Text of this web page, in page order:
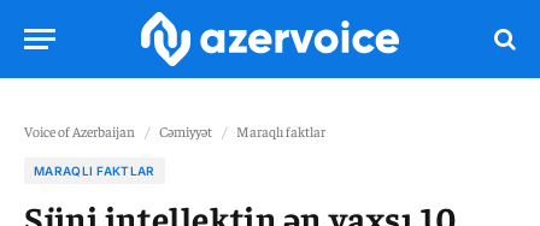
Voice of Azerbaijan / Cəmiyyət / Maraqlı faktlar
MARAQLI FAKTLAR